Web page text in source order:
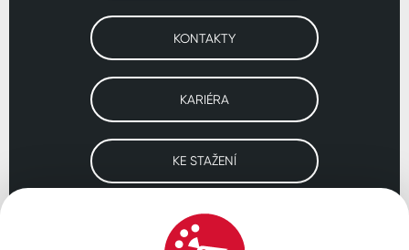
KONTAKTY
KARIÉRA
KE STAŽENÍ
Navštivte naše pobočky